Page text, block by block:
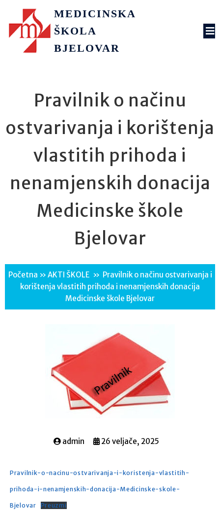
MEDICINSKA
ŠKOLA
BJELOVAR
Pravilnik o načinu
ostvarivanja i korištenja
vlastitih prihoda i
nenamjenskih donacija
Medicinske škole
Bjelovar
Početna » AKTI ŠKOLE » Pravilnik o načinu ostvarivanja i
korištenja vlastitih prihoda i nenamjenskih donacija
Medicinske škole Bjelovar
admin 26 veljače, 2025
Pravilnik-o-nacinu-ostvarivanja-i-koristenja-vlastitih-
prihoda-i-nenamjenskih-donacija-Medicinske-skole-
Bjelovar Preuzmi